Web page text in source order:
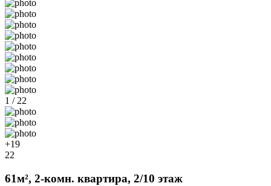
1 / 22
+19
22
61м², 2-комн. квартира, 2/10 этаж